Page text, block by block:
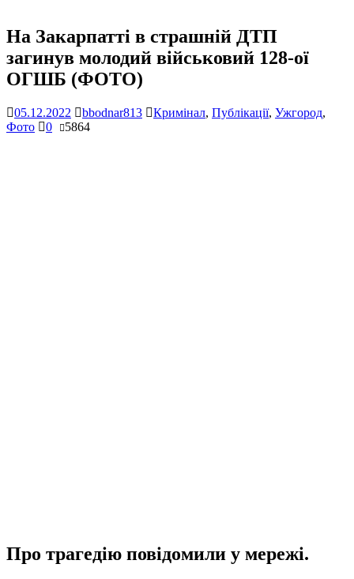
На Закарпатті в страшній ДТП
загинув молодий військовий 128-ої
ОГШБ (ФОТО)
05.12.2022 bbodnar813 Кримінал, Публікації, Ужгород,
Фото
0 5864
Про трагедію повідомили у мережі.